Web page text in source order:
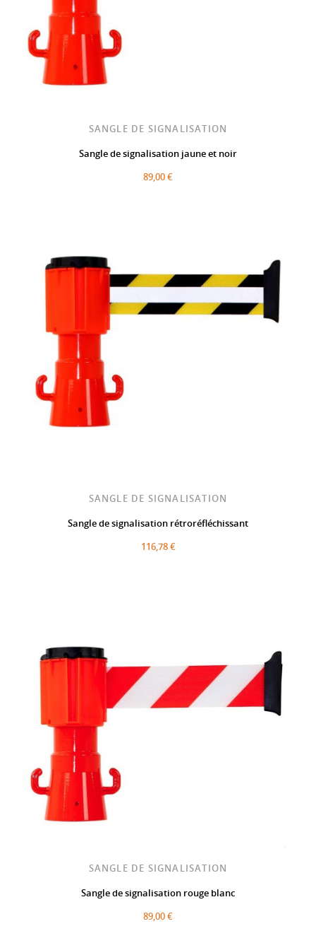
SANGLE DE SIGNALISATION
Sangle de signalisation jaune et noir
89,00 €
SANGLE DE SIGNALISATION
Sangle de signalisation rétroréfléchissant
116,78 €
SANGLE DE SIGNALISATION
Sangle de signalisation rouge blanc
89,00 €